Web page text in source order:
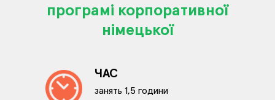
програмі корпоративної
німецької
ЧАС
занять 1,5 години